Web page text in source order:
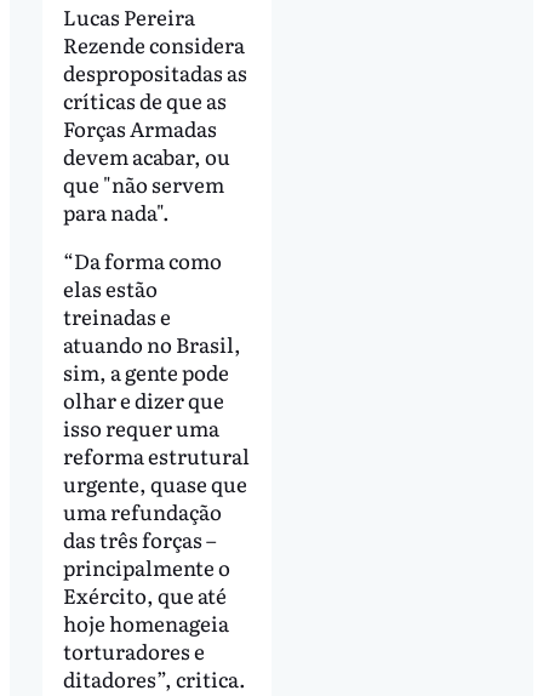
Lucas Pereira
Rezende considera
despropositadas as
críticas de que as
Forças Armadas
devem acabar, ou
que "não servem
para nada".
“Da forma como
elas estão
treinadas e
atuando no Brasil,
sim, a gente pode
olhar e dizer que
isso requer uma
reforma estrutural
urgente, quase que
uma refundação
das três forças –
principalmente o
Exército, que até
hoje homenageia
torturadores e
ditadores”, critica.